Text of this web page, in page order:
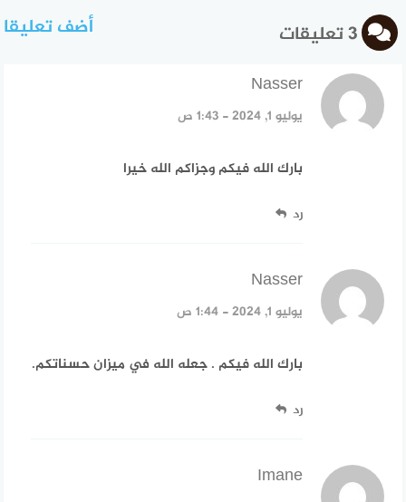
3 تعليقات أضف تعليقا
Nasser
يوليو 1, 2024 - 1:43 ص
بارك الله فيكم وجزاكم الله خيرا
رد
Nasser
يوليو 1, 2024 - 1:44 ص
بارك الله فيكم . جعله الله في ميزان حسناتكم.
رد
Imane